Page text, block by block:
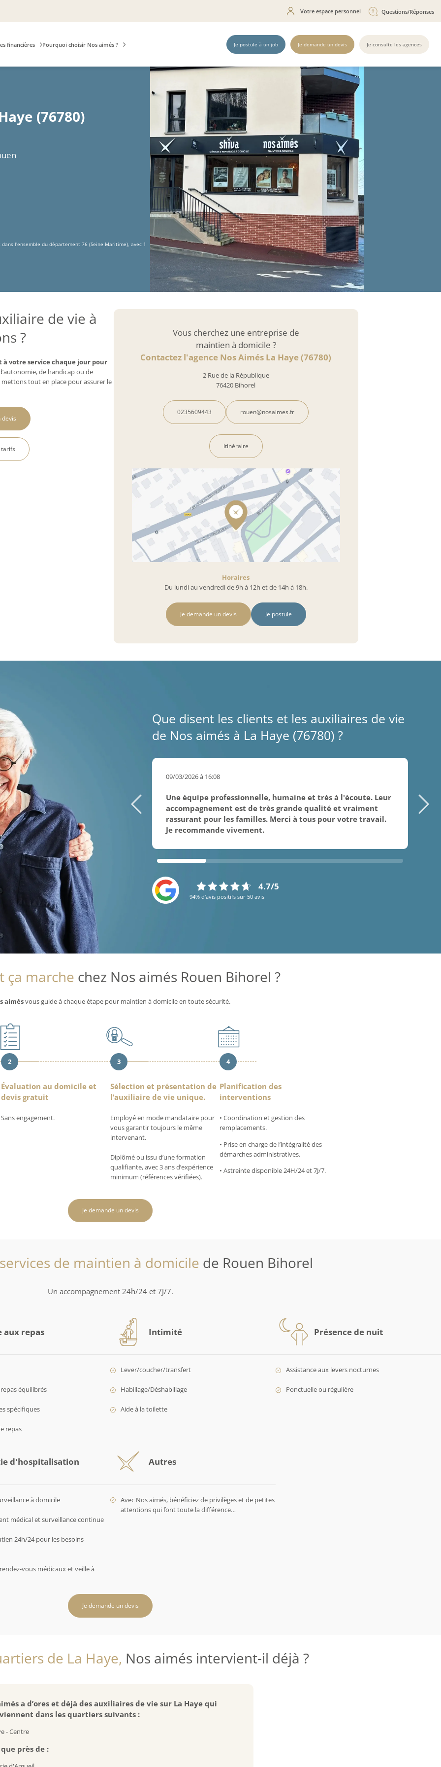
Votre espace personnel Questions/Réponses
financières Pourquoi choisir Nos aimés ? Je postule à un job Je demande un devis Je consulte les agences
(76780)
l'ensemble du département 76 (Seine Maritime), avec 1
de vie à
?
à votre service chaque jour pour
de handicap ou de
tout en place pour assurer le
devis
tarifs
Vous cherchez une entreprise de
maintien à domicile ?
Contactez l'agence Nos Aimés La Haye (76780)
2 Rue de la République
76420 Bihorel
0235609443 rouen@nosaimes.fr
Itinéraire
Horaires
Du lundi au vendredi de 9h à 12h et de 14h à 18h.
Je demande un devis Je postule
Que disent les clients et les auxiliaires de vie
de Nos aimés à La Haye (76780) ?
09/03/2026 à 16:08
Une équipe professionnelle, humaine et très à l'écoute. Leur
accompagnement est de très grande qualité et vraiment
rassurant pour les familles. Merci à tous pour votre travail.
Je recommande vivement.
4.7/5
94% d'avis positifs sur 50 avis
ça marche chez Nos aimés Rouen Bihorel ?
aimésvous guide à chaque étape pour maintien à domicile en toute sécurité.
2
Évaluation au domicile et
devis gratuit
Sans engagement.
3
Sélection et présentation de
l’auxiliaire de vie unique.
Employé en mode mandataire pour
vous garantir toujours le même
intervenant.
Diplômé ou issu d’une formation
qualifiante, avec 3 ans d’expérience
minimum (références vérifiées).
4
Planification des
interventions
• Coordination et gestion des
remplacements.
• Prise en charge de l’intégralité des
démarches administratives.
• Astreinte disponible 24H/24 et 7J/7.
Je demande un devis
de maintien à domicile de Rouen Bihorel
Un accompagnement 24h/24 et 7J/7.
aux repas
équilibrés
spécifiques
repas
Intimité
Lever/coucher/transfert
Habillage/Déshabillage
Aide à la toilette
Présence de nuit
Assistance aux levers nocturnes
Ponctuelle ou régulière
d'hospitalisation
à domicile
médical et surveillance continue
24h/24 pour les besoins
vous médicaux et veille à
Autres
Avec Nos aimés, bénéficiez de privilèges et de petites
attentions qui font toute la différence…
Je demande un devis
de La Haye, Nos aimés intervient-il déjà ?
a d’ores et déjà des auxiliaires de vie sur La Haye qui
dans les quartiers suivants :
- Centre
près de :